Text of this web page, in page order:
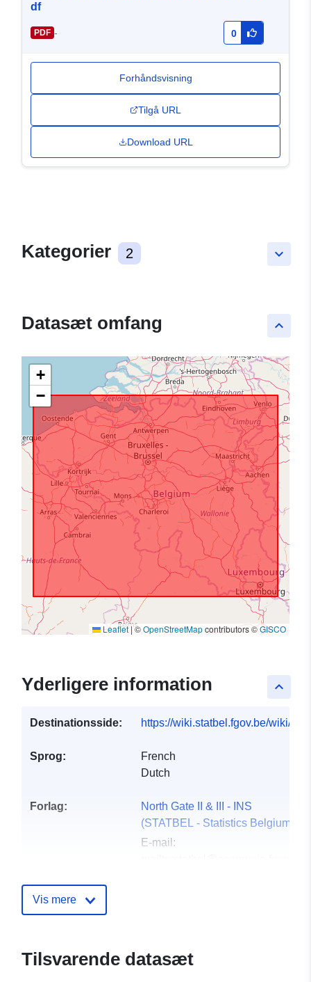
df
PDF - 0
Forhåndsvisning
Tilgå URL
Download URL
keyboard_arrow_down
Kategorier 2
keyboard_arrow_up
Datasæt omfang
+
−
Leaflet|©OpenStreetMapcontributors ©GISCO
keyboard_arrow_up
Yderligere information
Destinationsside: https://wiki.statbel.fgov.be/wiki/
Sprog:
French
Dutch
Forlag:
North Gate II & III - INS
(STATBEL - Statistics Belgium)
E-mail:
E-mail:
Vis mere
Tilsvarende datasæt